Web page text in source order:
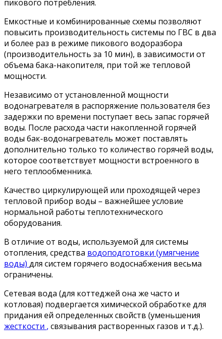
пикового потребления.
Емкостные и комбинированные схемы позволяют
повысить производительность системы по ГВС в два
и более раз в режиме пикового водоразбора
(производительность за 10 мин), в зависимости от
объема бака-накопителя, при той же тепловой
мощности.
Независимо от установленной мощности
водонагревателя в распоряжение пользователя без
задержки по времени поступает весь запас горячей
воды. После расхода части накопленной горячей
воды бак-водонагреватель может поставлять
дополнительно только то количество горячей воды,
которое соответствует мощности встроенного в
него теплообменника.
Качество циркулирующей или проходящей через
тепловой прибор воды – важнейшее условие
нормальной работы теплотехнического
оборудования.
В отличие от воды, используемой для системы
отопления, средства водоподготовки (умягчение
воды) для систем горячего водоснабжения весьма
ограничены.
Сетевая вода (для коттеджей она же часто и
котловая) подвергается химической обработке для
придания ей определенных свойств (уменьшения
жесткости , связывания растворенных газов и т.д.).